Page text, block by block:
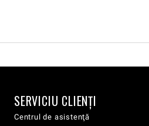
SERVICIU CLIENŢI
Centrul de asistenţă